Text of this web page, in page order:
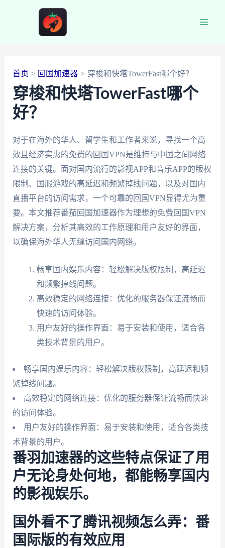
首页 回国加速器 穿梭和快塔TowerFast哪个好？
穿梭和快塔TowerFast哪个
好？
对于在海外的华人、留学生和工作者来说，寻找一个高
效且经济实惠的免费的回国VPN是维持与中国之间网络
连接的关键。面对国内流行的影视APP和音乐APP的版权
限制、国服游戏的高延迟和频繁掉线问题，以及对国内
直播平台的访问需求，一个可靠的回国VPN显得尤为重
要。本文推荐番茄回国加速器作为理想的免费回国VPN
解决方案，分析其高效的工作原理和用户友好的界面，
以确保海外华人无缝访问国内网络。
畅享国内娱乐内容：轻松解决版权限制，高延迟
和频繁掉线问题。
高效稳定的网络连接：优化的服务器保证流畅而
快速的访问体验。
用户友好的操作界面：易于安装和使用，适合各
类技术背景的用户。
畅享国内娱乐内容：轻松解决版权限制，高延迟和频
繁掉线问题。
高效稳定的网络连接：优化的服务器保证流畅而快速
的访问体验。
用户友好的操作界面：易于安装和使用，适合各类技
术背景的用户。
番羽加速器的这些特点保证了用
户无论身处何地，都能畅享国内
的影视娱乐。
国外看不了腾讯视频怎么弄：番
国际版的有效应用